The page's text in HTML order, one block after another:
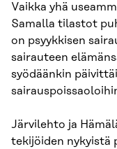
Vaikka yhä
Samalla tilastot
on psyykkisen
sairauteen
syödäänkin
Järvilehto ja
tekijöiden nykyistä